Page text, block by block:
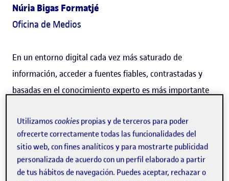
Núria Bigas Formatjé
Oficina de Medios
En un entorno digital cada vez más saturado de
información, acceder a fuentes fiables, contrastadas y
basadas en el conocimiento experto es más importante
buscadores se han convertido en una de las principales
puertas de entrada a la actualidad. Ahora los lectores
puedenañadir la UOC comofuente favoritaen Google
para ver más fácilmente los contenidos deUOC Newsen
Utilizamoscookies propias y de terceros para poder
ofrecerte correctamente todas las funcionalidades del
sitio web, con fines analíticos y para mostrarte publicidad
personalizada de acuerdo con un perfil elaborado a partir
de tus hábitos de navegación. Puedes aceptar, rechazar o